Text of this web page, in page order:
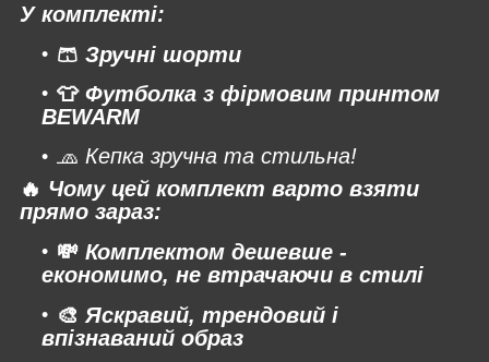
У комплекті:
🩳 Зручні шорти
👕 Футболка з фірмовим принтом
BEWARM
🧢 Кепка зручна та стильна!
🔥 Чому цей комплект варто взяти
прямо зараз:
💸 Комплектом дешевше -
економимо, не втрачаючи в стилі
🎨 Яскравий, трендовий і
впізнаваний образ